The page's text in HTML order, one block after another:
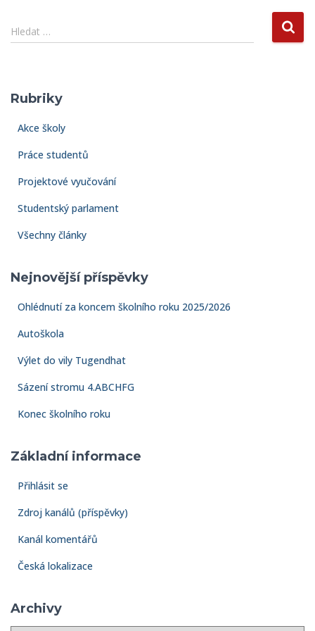
y
d
Hledat …
Rubriky
Akce školy
Práce studentů
Projektové vyučování
Studentský parlament
Všechny články
Nejnovější příspěvky
Ohlédnutí za koncem školního roku 2025/2026
Autoškola
Výlet do vily Tugendhat
Sázení stromu 4.ABCHFG
Konec školního roku
Základní informace
Přihlásit se
Zdroj kanálů (příspěvky)
Kanál komentářů
Česká lokalizace
Archivy